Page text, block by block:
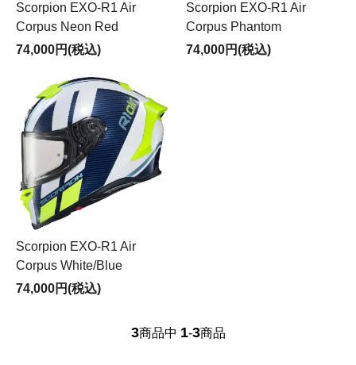
Scorpion EXO-R1 Air
Corpus Neon Red
74,000円(税込)
Scorpion EXO-R1 Air
Corpus Phantom
74,000円(税込)
Scorpion EXO-R1 Air
Corpus White/Blue
74,000円(税込)
3商品中 1-3商品